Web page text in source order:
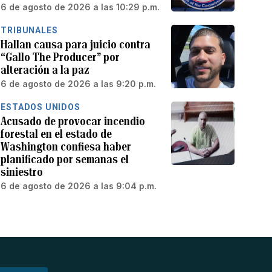
6 de agosto de 2026 a las 10:29 p.m.
TRIBUNALES
Hallan causa para juicio contra
“Gallo The Producer” por
alteración a la paz
6 de agosto de 2026 a las 9:20 p.m.
ESTADOS UNIDOS
Acusado de provocar incendio
forestal en el estado de
Washington confiesa haber
planificado por semanas el
siniestro
6 de agosto de 2026 a las 9:04 p.m.